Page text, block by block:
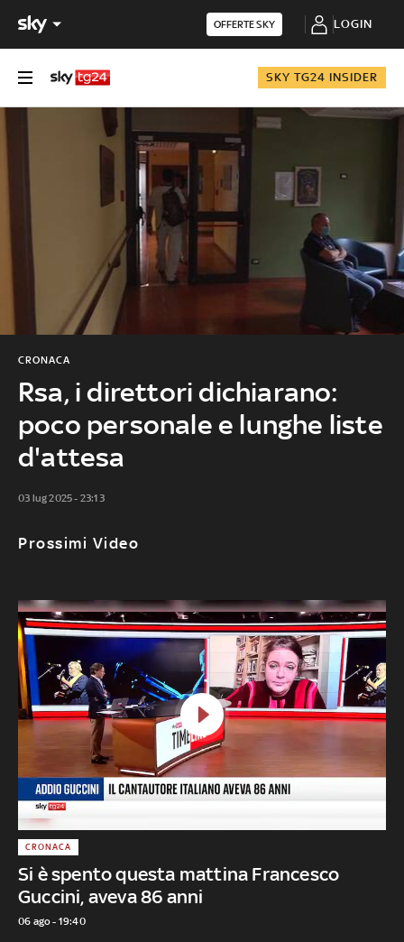
OFFERTE SKY LOGIN
SKY TG24 INSIDER
Rsa, i direttori dichiarano:
poco personale e lunghe liste
d'attesa
CRONACA
03 lug 2025 - 23:13
Prossimi Video
Si è spento questa mattina Francesco
Guccini, aveva 86 anni
CRONACA
06 ago - 19:40